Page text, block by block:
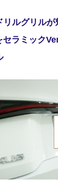
リルグリルが
セラミック